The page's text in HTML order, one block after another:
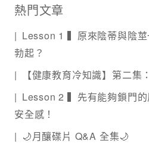
熱門文章
Lesson 1 ▍原來陰蒂與陰
勃起？
【健康教育冷知識】第二集
Lesson 2 ▍先有能夠鎖門
安全感！
🌙月釀碟片 Q&A 全集🌙